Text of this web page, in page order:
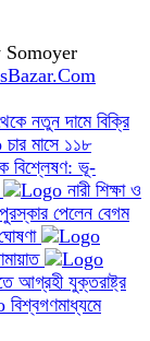
নতুন দামে বিক্রি
চার মাসে ১১৮
বিশ্লেষণ: ভূ-
নারী শিক্ষা ও
পেলেন বেগম
আগ্রহী যুক্তরাষ্ট্র
বিশ্বগণমাধ্যমে